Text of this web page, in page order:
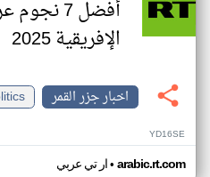
أفضل 7
الإفريقية 2025
اخبار جزر القمر
YD16SE
ار تي عربي• arabic.rt.com